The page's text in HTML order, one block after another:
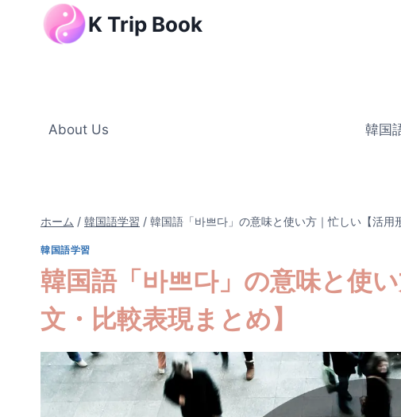
K Trip Book
About Us 韓国
ホーム / 韓国語学習 / 韓国語「바쁘다」の意味と使い方｜忙しい【活用
韓国語学習
韓国語「바쁘다」の意味と使
文・比較表現まとめ】